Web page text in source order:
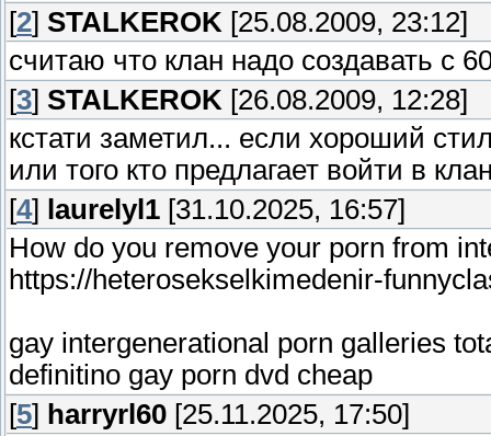
[2] STALKEROK [25.08.2009, 23:12]
считаю что клан надо создавать с
[3] STALKEROK [26.08.2009, 12:28]
кстати заметил... если хороший
или того кто предлагает войти в
[4] laurelyl1 [31.10.2025, 16:57]
How do you remove your porn from
https://heterosekselkimedenir-
gay intergenerational porn galleries
definitino gay porn dvd cheap
[5] harryrl60 [25.11.2025, 17:50]